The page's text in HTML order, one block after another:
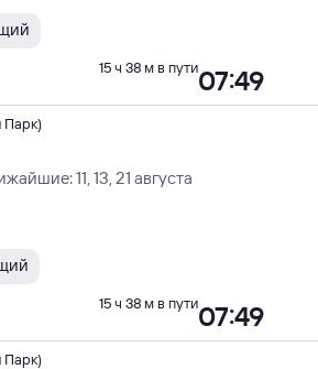
Парк)
07:49
15 ч 38 м в пути
11, 13, 21 августа
Парк)
07:49
15 ч 38 м в пути